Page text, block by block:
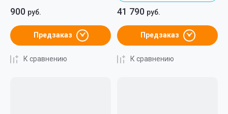
900 руб.
Предзаказ
К сравнению
41 790 руб.
Предзаказ
К сравнению